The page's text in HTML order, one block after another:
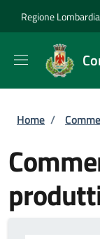
Regione Lombardia
Briciole
Home /